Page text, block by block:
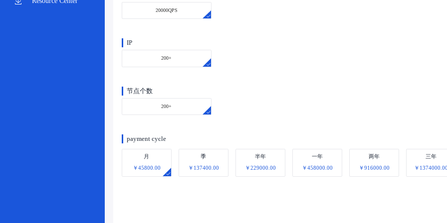
20000QPS
IP
200+
节点个数
200+
payment cycle
月
￥45800.00
季
￥137400.00
半年
￥229000.00
一年
￥458000.00
两年
￥916000.00
三年
￥